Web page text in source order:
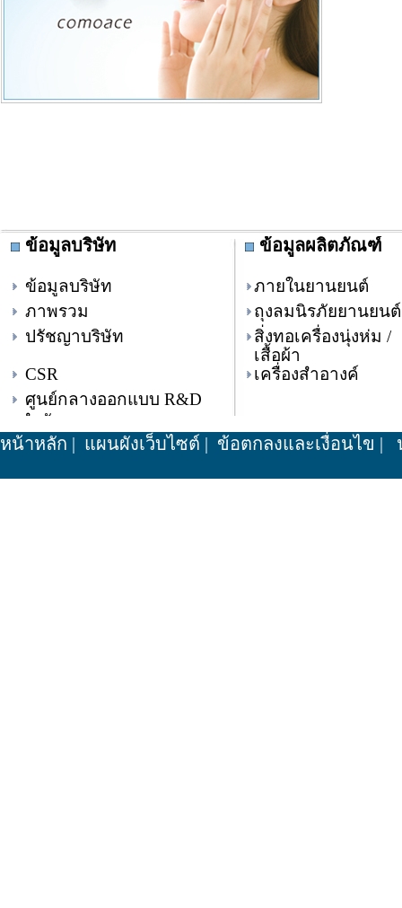
ข้อมูลบริษัท ข้อมูลผลิตภัณฑ์
ข้อมูลบริษัท
ภายในยานยนต์
ภาพรวม
ถุงลมนิรภัยยานยนต์
ปรัชญาบริษัท
สิ่งทอเครื่องนุ่งห่ม /
เสื้อผ้า
CSR
เครื่องสำอางค์
ศูนย์กลางออกแบบ R&D
สำนักงานกรุงเทพ
หน้าหลัก | แผนผังเว็บไซต์ | ข้อตกลงและเงื่อนไข |